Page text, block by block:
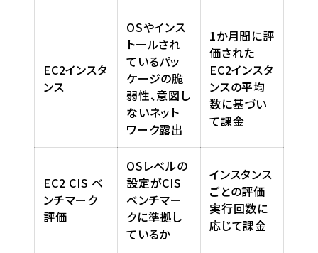
EC2インスタ
ンス
OSやインス
トールされ
ているパッ
ケージの脆
弱性、意図し
ないネット
ワーク露出
1か月間に評
価された
EC2インスタ
ンスの平均
数に基づい
て課金
EC2 CIS ベ
ンチマーク
評価
OSレベルの
設定がCIS
ベンチマー
クに準拠し
ているか
インスタンス
ごとの評価
実行回数に
応じて課金